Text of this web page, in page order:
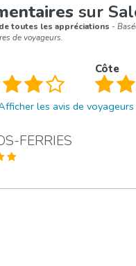
sur
toutes les appréciations -
de voyageurs.
Côte
les avis de
FERRIES